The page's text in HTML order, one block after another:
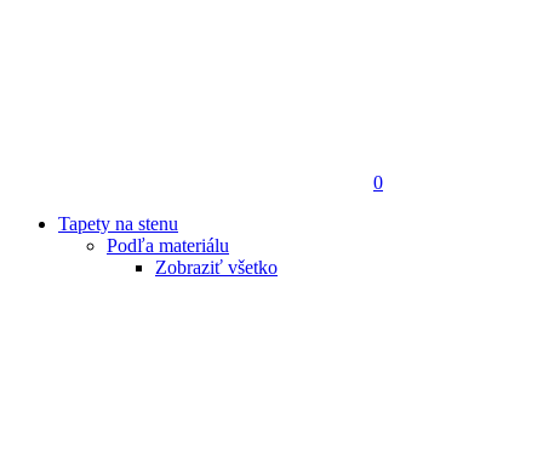
0
Tapety na stenu
Podľa materiálu
Zobraziť všetko